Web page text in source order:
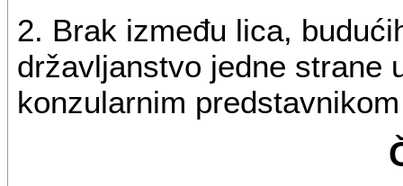
2. Brak između lica,
državljanstvo jedne strane
konzularnim